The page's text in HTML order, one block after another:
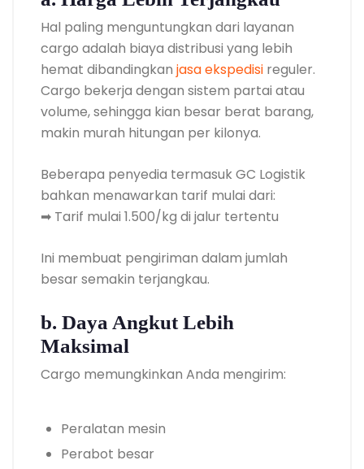
Hal paling menguntungkan dari layanan
cargo adalah biaya distribusi yang lebih
hemat dibandingkan jasa ekspedisi reguler.
Cargo bekerja dengan sistem partai atau
volume, sehingga kian besar berat barang,
makin murah hitungan per kilonya.
Beberapa penyedia termasuk GC Logistik
bahkan menawarkan tarif mulai dari:
➡ Tarif mulai 1.500/kg di jalur tertentu
Ini membuat pengiriman dalam jumlah
besar semakin terjangkau.
b. Daya Angkut Lebih
Maksimal
Cargo memungkinkan Anda mengirim:
Peralatan mesin
Perabot besar